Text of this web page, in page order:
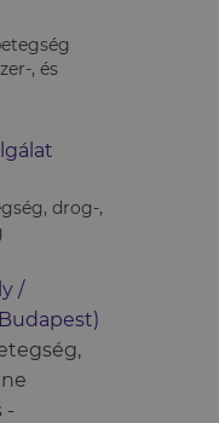
, és
drog-,
/
-